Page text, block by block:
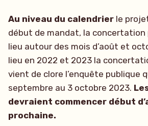
Au niveau du calendrier le
début de mandat, la concertation
lieu autour des mois d’août et
lieu en 2022 et 2023 la
vient de clore l’enquête publique
septembre au 3 octobre 2023.
devraient commencer début
prochaine.